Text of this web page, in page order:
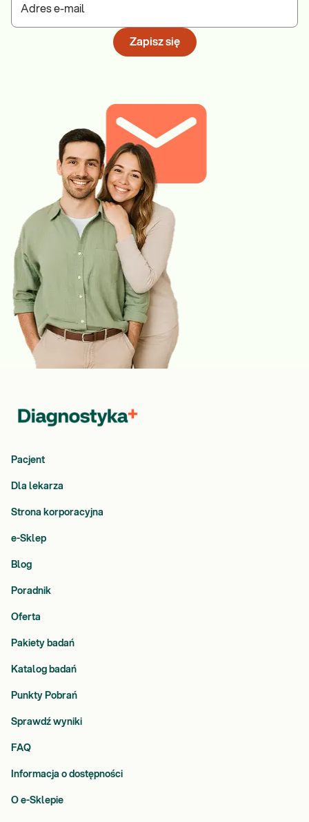
Adres e-mail
Zapisz się
Pacjent
Dla lekarza
Strona korporacyjna
e-Sklep
Blog
Poradnik
Oferta
Pakiety badań
Katalog badań
Punkty Pobrań
Sprawdź wyniki
FAQ
Informacja o dostępności
O e-Sklepie